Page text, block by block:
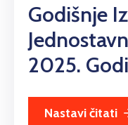
Godišnje
2025.
Nastavi čitati